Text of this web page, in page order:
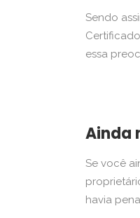
Sendo
essa
Ainda
Se você
havia